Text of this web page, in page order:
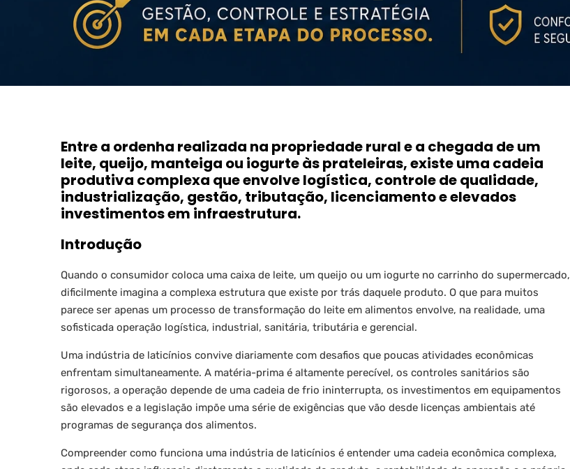
Entre a ordenha realizada na propriedade rural e a chegada de um
leite, queijo, manteiga ou iogurte às prateleiras, existe uma cadeia
produtiva complexa que envolve logística, controle de qualidade,
industrialização, gestão, tributação, licenciamento e elevados
investimentos em infraestrutura.
Introdução
Quando o consumidor coloca uma caixa de leite, um queijo ou um iogurte no carrinho do supermercado,
dificilmente imagina a complexa estrutura que existe por trás daquele produto. O que para muitos
parece ser apenas um processo de transformação do leite em alimentos envolve, na realidade, uma
sofisticada operação logística, industrial, sanitária, tributária e gerencial.
Uma indústria de laticínios convive diariamente com desafios que poucas atividades econômicas
enfrentam simultaneamente. A matéria-prima é altamente perecível, os controles sanitários são
rigorosos, a operação depende de uma cadeia de frio ininterrupta, os investimentos em equipamentos
são elevados e a legislação impõe uma série de exigências que vão desde licenças ambientais até
programas de segurança dos alimentos.
Compreender como funciona uma indústria de laticínios é entender uma cadeia econômica complexa,